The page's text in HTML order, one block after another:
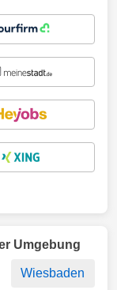
Umgebung
Wiesbaden